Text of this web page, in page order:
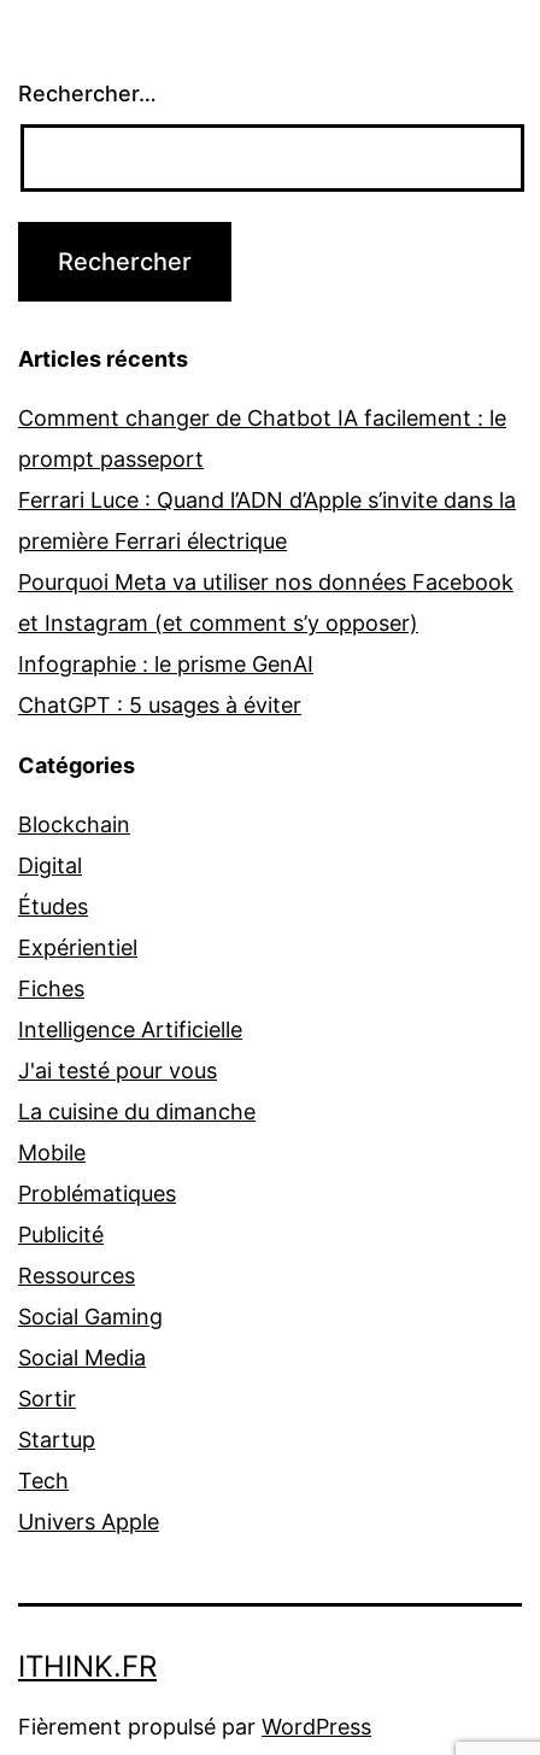
Rechercher…
Articles récents
Comment changer de Chatbot IA facilement : le
prompt passeport
Ferrari Luce : Quand l’ADN d’Apple s’invite dans la
première Ferrari électrique
Pourquoi Meta va utiliser nos données Facebook
et Instagram (et comment s’y opposer)
Infographie : le prisme GenAI
ChatGPT : 5 usages à éviter
Catégories
Blockchain
Digital
Études
Expérientiel
Fiches
Intelligence Artificielle
J'ai testé pour vous
La cuisine du dimanche
Mobile
Problématiques
Publicité
Ressources
Social Gaming
Social Media
Sortir
Startup
Tech
Univers Apple
ITHINK.FR
Fièrement propulsé par WordPress